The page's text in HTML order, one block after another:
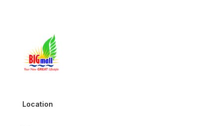
Location